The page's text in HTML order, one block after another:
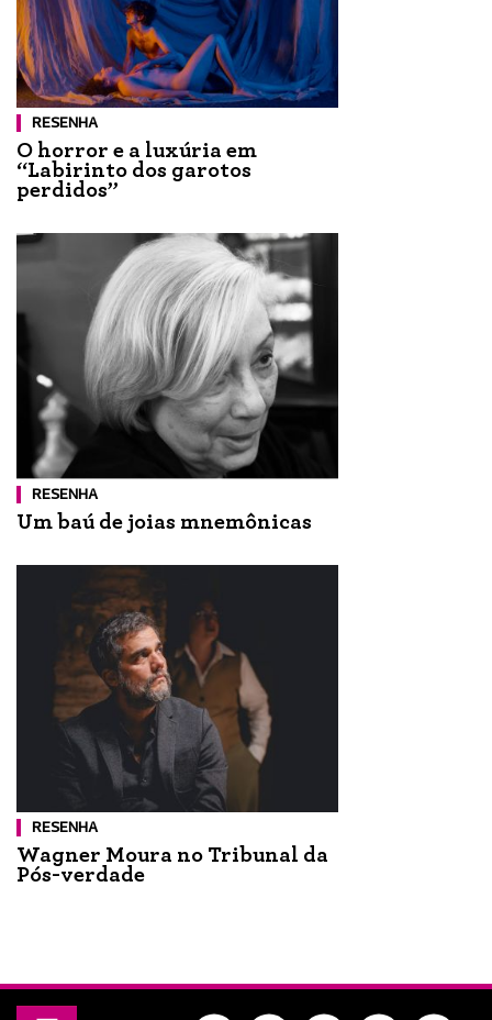
RESENHA
O horror e a luxúria em
“Labirinto dos garotos
perdidos”
RESENHA
Um baú de joias mnemônicas
RESENHA
Wagner Moura no Tribunal da
Pós-verdade